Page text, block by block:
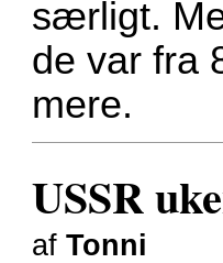
særligt.
de var fra
mere.
USSR
afTonni